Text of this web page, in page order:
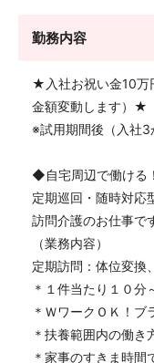
勤務内容
★入社お祝い金10万
金額変動します）★
※試用期間後（入社3
◆自宅周辺で働ける
定期巡回・随時対応
訪問介護のお仕事で
（業務内容）
定期訪問：体位変換
＊１件当たり１０分
＊ＷワークＯＫ！ブ
＊扶養範囲内の働き
＊家事のすきま時間